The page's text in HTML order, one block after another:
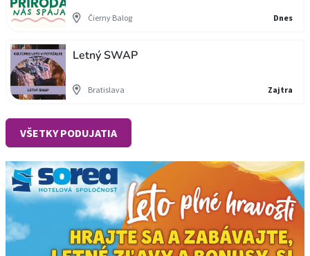
Čierny Balog Dnes
Letný SWAP
Bratislava Zajtra
VŠETKY PODUJATIA